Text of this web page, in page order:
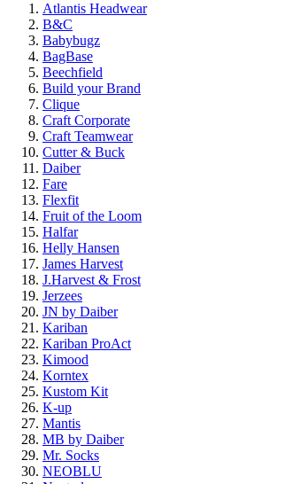
Atlantis Headwear
B&C
Babybugz
BagBase
Beechfield
Build your Brand
Clique
Craft Corporate
Craft Teamwear
Cutter & Buck
Daiber
Fare
Flexfit
Fruit of the Loom
Halfar
Helly Hansen
James Harvest
J.Harvest & Frost
Jerzees
JN by Daiber
Kariban
Kariban ProAct
Kimood
Korntex
Kustom Kit
K-up
Mantis
MB by Daiber
Mr. Socks
NEOBLU